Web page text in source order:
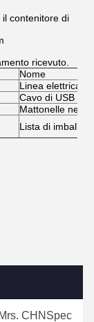
contenitore di
ricevuto.
Nome
Linea elettrica
Cavo di USB
Mattonelle
Lista di
Mrs. CHNSpec